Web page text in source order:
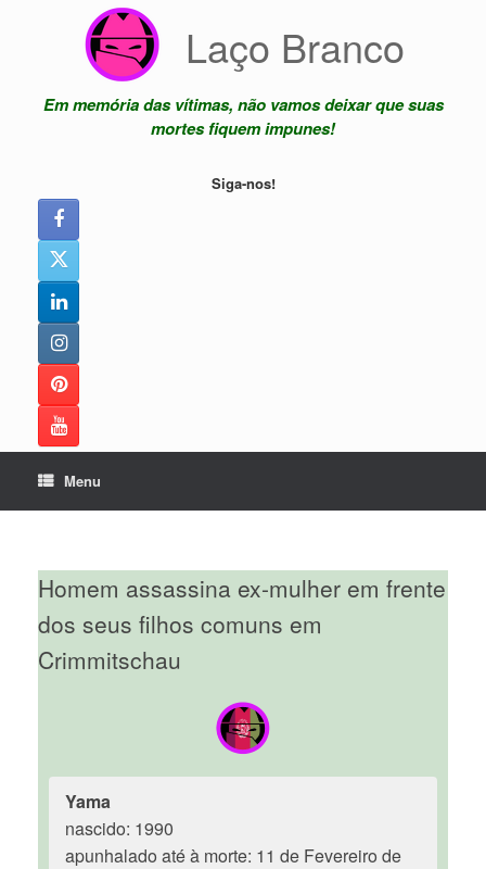
Laço Branco
Em memória das vítimas, não vamos deixar que suas
mortes fiquem impunes!
Siga-nos!
Menu
Homem assassina ex-mulher em frente
dos seus filhos comuns em
Crimmitschau
Yama
nascido: 1990
apunhalado até à morte: 11 de Fevereiro de